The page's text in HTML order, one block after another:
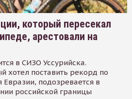
который пересекал
арестовали на
в СИЗО Уссурийска.
хотел поставить рекорд по
Евразии, подозревается в
российской границы